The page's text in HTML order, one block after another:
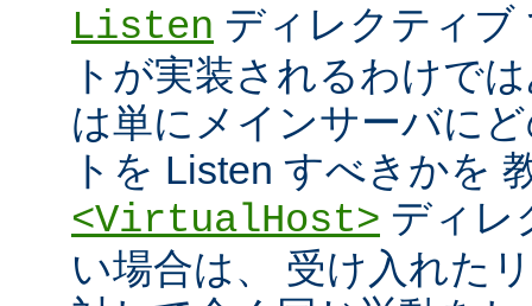
Listen ディレクティブ
トが実装されるわけで
は単にメインサーバに
トを Listen すべきかを
<VirtualHost> ディレ
い場合は、 受け入れた